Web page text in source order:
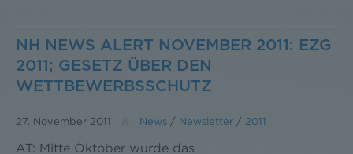
NH NEWS ALERT NOVEMBER 2011: EZG
2011; GESETZ ÜBER DEN
WETTBEWERBSSCHUTZ
27. November 2011 News / Newsletter / 2011
AT: Mitte Oktober wurde das